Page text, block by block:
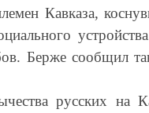
Кавказа,
Берже сообщил
русских на